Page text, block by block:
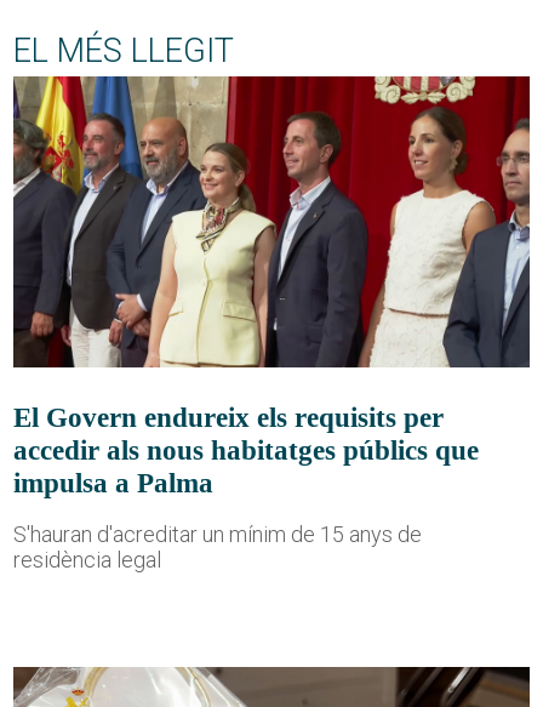
EL MÉS LLEGIT
El Govern endureix els requisits per
accedir als nous habitatges públics que
impulsa a Palma
S'hauran d'acreditar un mínim de 15 anys de
residència legal